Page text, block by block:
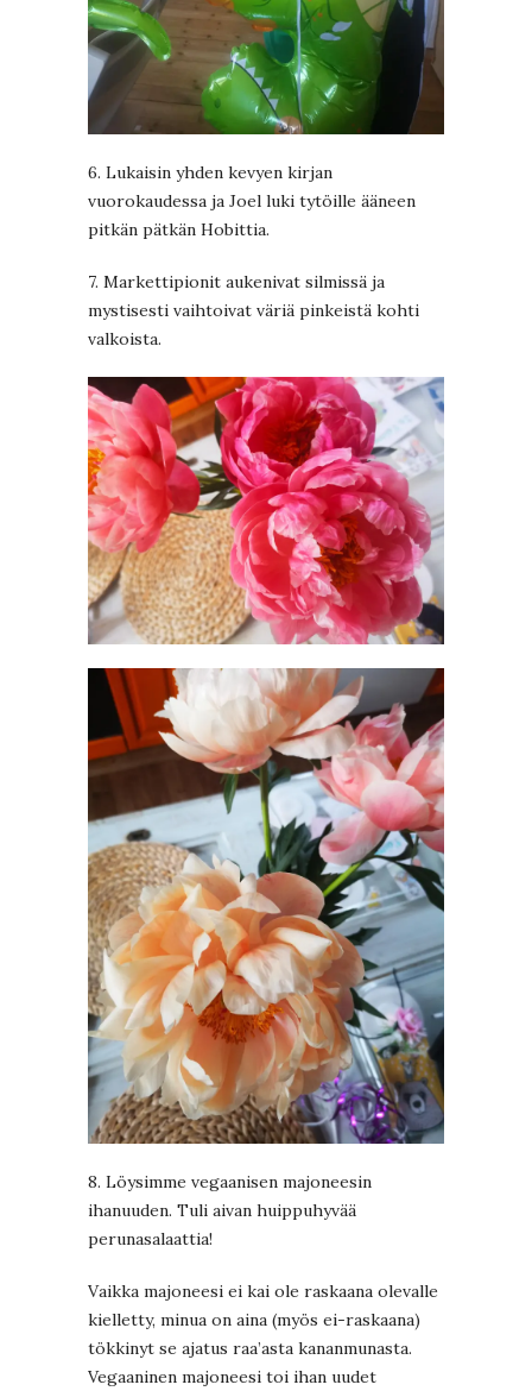
6. Lukaisin yhden kevyen kirjan
vuorokaudessa ja Joel luki tytöille ääneen
pitkän pätkän Hobittia.
7. Markettipionit aukenivat silmissä ja
mystisesti vaihtoivat väriä pinkeistä kohti
valkoista.
8. Löysimme vegaanisen majoneesin
ihanuuden. Tuli aivan huippuhyvää
perunasalaattia!
Vaikka majoneesi ei kai ole raskaana olevalle
kielletty, minua on aina (myös ei-raskaana)
tökkinyt se ajatus raa’asta kananmunasta.
Vegaaninen majoneesi toi ihan uudet